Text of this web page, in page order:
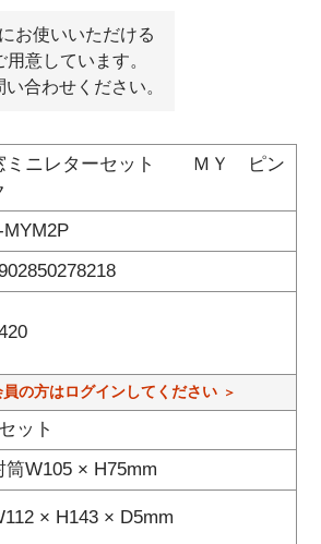
お使いいただける
用意しています。
合わせください。
ミニレターセット ＭＹ ピン
MYM2P
員の方はログインしてください
ット
筒W105 × H75mm
× H143 × D5mm